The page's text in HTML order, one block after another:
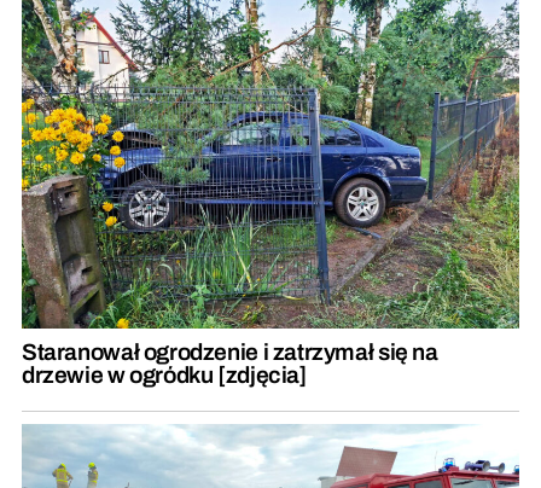
Staranował ogrodzenie i zatrzymał się na
drzewie w ogródku [zdjęcia]